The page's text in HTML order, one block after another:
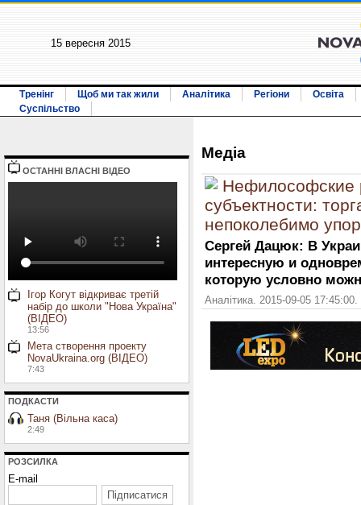
15 вересня 2015
Тренінг Щоб ми так жили Аналітика Регіони
Освіта
Суспільство
ОСТАННI ВЛАСНI ВIДЕО
Ігор Когут відкриває третій
набір до школи "Нова Україна"
(ВІДЕО)
13:56
Мета створення проекту
NovaUkraina.org (ВІДЕО)
7:43
ПОДКАСТИ
Таня (Вільна каса)
2:49
РОЗСИЛКА
E-mail
Медiа
Нефилософские
субъектности:
непоколебимо
Сергей Дацюк: В
интересную и
которую условно
Аналітика. 2015-09-05